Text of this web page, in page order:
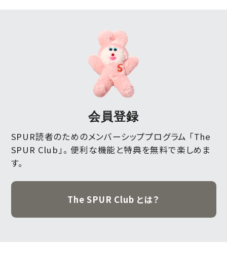
会員登録
SPUR読者のためのメンバーシッププログラム 「The
SPUR Club」。 便利な機能と特典を無料で楽しめま
す。
The SPUR Club とは？